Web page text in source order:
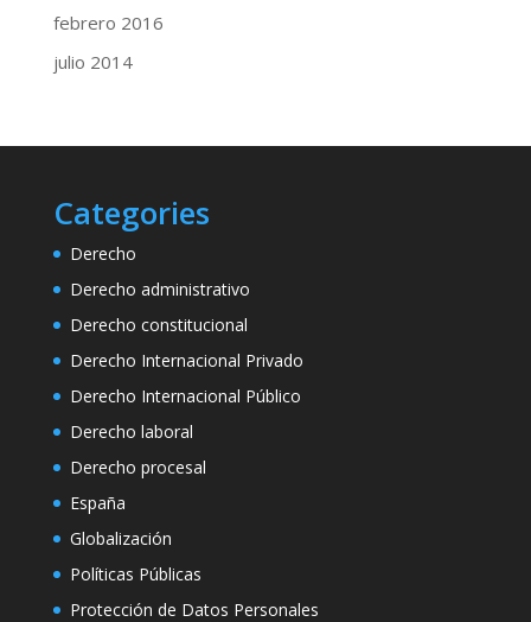
febrero 2016
julio 2014
Categories
Derecho
Derecho administrativo
Derecho constitucional
Derecho Internacional Privado
Derecho Internacional Público
Derecho laboral
Derecho procesal
España
Globalización
Políticas Públicas
Protección de Datos Personales